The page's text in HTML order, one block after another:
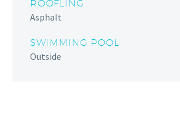
ROOFLING
Asphalt
SWIMMING POOL
Outside